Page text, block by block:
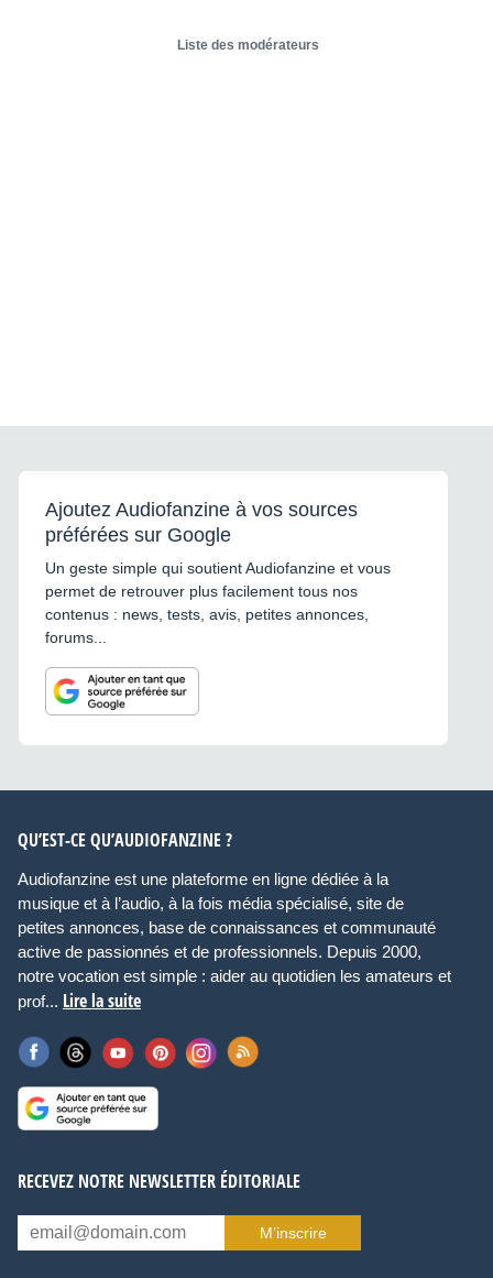
Liste des modérateurs
Ajoutez Audiofanzine à vos sources
préférées sur Google
Un geste simple qui soutient Audiofanzine et vous
permet de retrouver plus facilement tous nos
contenus : news, tests, avis, petites annonces,
forums...
QU’EST-CE QU’AUDIOFANZINE ?
Audiofanzine est une plateforme en ligne dédiée à la
musique et à l’audio, à la fois média spécialisé, site de
petites annonces, base de connaissances et communauté
active de passionnés et de professionnels. Depuis 2000,
notre vocation est simple : aider au quotidien les amateurs et
prof... Lire la suite
RECEVEZ NOTRE NEWSLETTER ÉDITORIALE
M’inscrire